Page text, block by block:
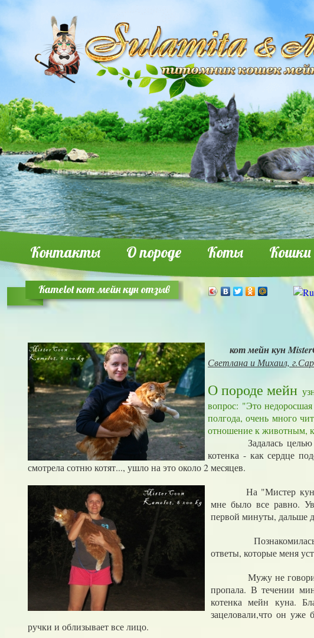
Контакты О породе Коты Кошки
Kamelot кот мейн кун отзыв
кот мейн кун
Светлана и Михаил,
О породе мейн
вопрос: "Это
полгода, очень много
отношение к животным,
Задалась целью
котенка - как сердце
смотрела сотню котят..., ушло на это около 2 месяцев.
На "Мистер
мне было все равно.
первой минуты, дальше
Познакомилась с
ответы, которые меня
Мужу не говорила
пропала. В течении
котенка мейн куна.
зацеловали,что он уже
ручки и облизывает все лицо.